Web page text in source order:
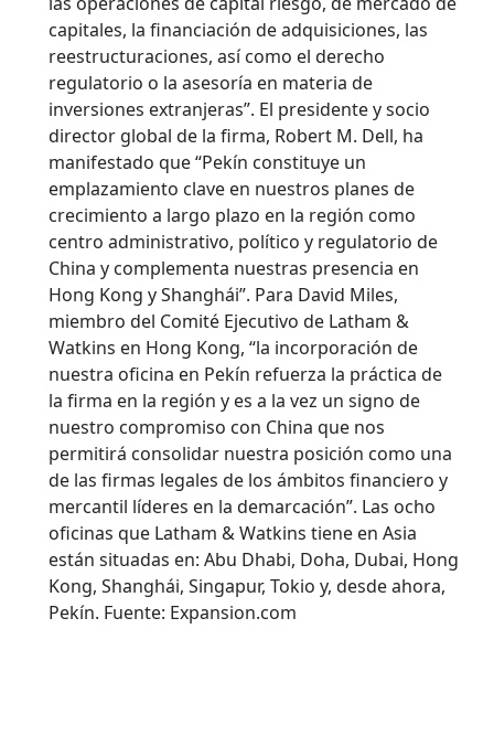
capitales, la financiación de adquisiciones, las
reestructuraciones, así como el derecho
regulatorio o la asesoría en materia de
inversiones extranjeras”. El presidente y socio
director global de la firma, Robert M. Dell, ha
manifestado que “Pekín constituye un
emplazamiento clave en nuestros planes de
crecimiento a largo plazo en la región como
centro administrativo, político y regulatorio de
China y complementa nuestras presencia en
Hong Kong y Shanghái”. Para David Miles,
miembro del Comité Ejecutivo de Latham &
Watkins en Hong Kong, “la incorporación de
nuestra oficina en Pekín refuerza la práctica de
la firma en la región y es a la vez un signo de
nuestro compromiso con China que nos
permitirá consolidar nuestra posición como una
de las firmas legales de los ámbitos financiero y
mercantil líderes en la demarcación”. Las ocho
oficinas que Latham & Watkins tiene en Asia
están situadas en: Abu Dhabi, Doha, Dubai, Hong
Kong, Shanghái, Singapur, Tokio y, desde ahora,
Pekín. Fuente: Expansion.com